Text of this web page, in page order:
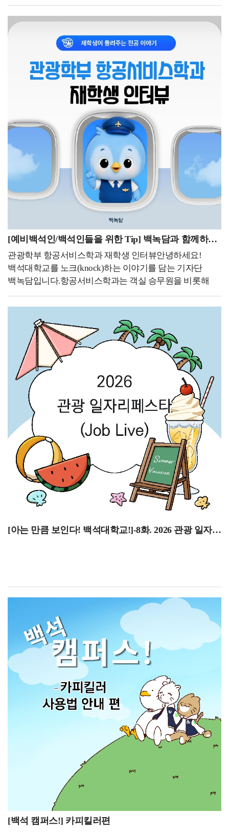
수강 신청과 등록 등 새 학기를 위한 준비도 함께
필요한데요. 8월에는 어떤 학사일정이 예정되어 있는지
미리 확인하고 여유 있게 2학기를 준비하기 위해 백녹담이
8월 학사 일정을 정리한 월간 백석 8월호 기사입니다.8월
학사일정8월 10일~8월 14일 2학기 수강 신청 기간
(재학ㆍ복학ㆍ재입학생), 8월 13일 2025학년도 후기
학위수여식, 8월 15일 광복절, 8월 17일 대체 휴일, 8월 24일
~8월 28일 재학생 등록 기간, 8월 24일~8월 28일 조기졸업
신청 기간, 8월 25일~9월 7일 학기 수강 신청 정정 기간
(전체), 8월 25일~9월 7일 졸업 이수학점 확인 기간8월 학사
일정은 2학기 수강 신청 기간(재학ㆍ복학ㆍ재입학생) (8월
10일~8월 14일), 2025학년도 후기 학위수여식(8월 13일),
광복절 (8월 15일), 대체 휴일 (8월 17일), 재학생 등록 기간
(8월 24일~8월 28일), 조기졸업 신청 기간 (8월 24일~8월
28일), 2학기 수강 신청 정정 기간 (전체) (8월 25일~9월
7일), 졸업 이수학점 확인 기간 (8월 25일~9월 7일)입니다.
주요 일정 위주로 소개하겠습니다. 특히 8월은 개강을
앞두고 여러 일정이 이어지는 시기인 만큼, 각 일정을 미리
확인해 차질 없이 준비하는 것이 중요합니다.8월 10일~8월
14일 2학기 수강 신청 기간첫 번째로 8월 10일부터 8월
14일은 2학기 수강 신청 기간입니다. 8월 10일 월요일 9시
30분부터 24시까지는 1학기~4학기에 해당하는 1~2학년을
대상으로 전공 중 기초, 핵심 교과목과 교양 중 1, 2학년
권장 과목에 대한 수강 신청이 이루어집니다. 8월 11일
화요일 9시 30분부터 24시까지 5학기 이상에 해당하는
3~4학년을 대상으로 전체 교과목과 3~4학년 권장 교양
과목에 대해 수강 신청이 이루어집니다. 남은 기간인 8월
12일 수요일 9시 30분부터 8월 14일 금요일 24시까지는 전
학년을 대상으로 전공, 교양과 교직 전체 과목에 대해 수강
신청이 진행됩니다. 기간을 잘 확인하시어 미리 시간표
계획을 짜두시기 바랍니다.8월 15일 광복절두 번째로 8월
15일은 광복절입니다. 광복절은 우리나라가
일제강점기에서 벗어나 국권을 되찾은 날을 기념하는
날입니다. 수많은 독립운동가와 국민의 희생과 노력으로
이루어진 광복의 의미를 되새기는 날인데요, 이날은
단순한 공휴일이 아닌, 우리가 누리는 자유와 나라의
소중함을 다시 한번 기억하는 뜻깊은 하루가 되길
바랍니다.8월 24일~8월 28일 재학생 등록 기간세 번째로
8월 24일부터 8월 28일은 재학생 등록 기간입니다.
신한은행, 국민은행으로 등록금 납부가 가능하며 2026년
8월 14일 금요일부터 포털 시스템에서 종합정보 중 등록,
가능합니다. 고지서에 명시된 가상계좌는 등록금 수납을
위한 가상계좌로 1회에 한하여 입금이 가능하며 기타
납입금을 함께 납부할 경우, 수업료와 기타 납입금의
합계금액을 가상계좌로 입금 가능합니다. 기간 내에
본인의 등록금을 납부하여 2학기 수업에 차질이 없도록
하길 바랍니다.8월 24일~8월 28일 조기졸업 신청 기간네
번째로 8월 24일부터 8월 28일은 조기졸업 신청
기간입니다. 조기졸업 신청 자격은 6학기 말까지 매 학기
성적 평점 평균이 4.2 이상인 자, 직전 학기에 15학점 이상
수강 신청하고 미취득 과목이 없는 자, TOEIC 750점 이상
(단, 영어학 전공자는 800점 이상)의 점수 취득자, 학칙에
의하여 징계 처분을 받지 아니한 자입니다. 제출 서류는
조기졸업 신청원 1부(붙임서류)담임교수 ․ 주임교수
추천서 1부, TOEIC 750점 이상 성적표 (단, 영어학
전공자는 800점 이상) 1부입니다. 조기졸업을 희망하는
학우는 자격을 꼼꼼히 체크한 후 제출 서류를 갖추어
공지된 방법에 맞추어 조기졸업 신청을 하기 바랍니다. 8월
25일~9월 7일 2학기 수강 신청 정정 기간마지막으로 8월
25일부터 9월 7일은 2학기 수강 신청 정정 기간입니다. 8월
[예비백석인/백석인들을 위한 Tip] 백녹담과 함께하는 항공서비스학과 재학생 인터뷰
관광학부 항공서비스학과 재학생 인터뷰안녕하세요!
백석대학교를 노크(knock)하는 이야기를 담는 기자단
백녹담입니다.항공서비스학과는 객실 승무원을 비롯해
서비스 역량은 물론 외국어 능력과 안전 의식, 국제적인
감각까지 함께 갖출 수 있어 많은 수험생들의 관심을 받고
있는데요.이번 기사에서는 백석대학교 관광학부
항공서비스학과 재학생 인터뷰를 통해 전공을 선택하게 된
계기부터 전공 수업, 진로 준비 과정, 대학생활의 팁까지
생생한 이야기를 들어보았습니다. 항공서비스학과를
꿈꾸거나 관심 있는 분들에게 도움이 되는 시간이 되길
바랍니다!현재 전공에 대해 소개해 주시고, 관련 진로에는
어떤 것들이 있는지 말씀해 주세요.백녹담: 현재 전공에
대해 소개해 주시고, 관련 진로에는 어떤 것들이 있는지
말씀해 주세요.재학생: 항공서비스전공은 객실 승무원을
주로 목표로 하는 전공입니다. 졸업 후에는 대한항공,
티웨이항공 같은 국내 항공사뿐만 아니라 카타르항공,
싱가포르항공 등 외항사에도 취업할 수 있습니다.서비스
직무인 만큼 서비스 마인드가 중요하고, 외국어 능력도
필수인데 그중에서도 영어가 가장 중요합니다. 또한
기내에서 위급상황이 발생했을 때 대처할 수 있도록 안전
교육을 받고, 기내 식음료 서비스와 같은 실무 교육도 함께
배우고 있습니다.앞으로의 진로 계획은 어떻게 되시나요?
대한항공이나 아시아나항공 같은 대형 항공사 또는
티웨이항공처럼 노선이 다양하고 복지가 좋은 항공사에
관심이 있습니다.이를 위해 이번 방학에는 토익 공부를
집중적으로 할 계획입니다. 또한 4학년 때 운영되는 글로벌
호스피탈리티 프로그램에도 참여하고 싶습니다. 이
프로그램을 이수하면 방학 동안 필리핀에서 어학연수를 할
수 있고, 해외 취업과도 연계될 수 있어 진로 준비에 큰
도움이 될 것이라고 생각합니다.항공서비스전공을
추천하신다면, 그 이유는 무엇인가요?백녹담:
항공서비스전공을 추천하신다면, 그 이유는 무엇인가요?
재학생: 저는 항공서비스전공을 추천하는 편입니다. 물론
승객의 안전을 책임져야 하는 만큼 책임감이 필요하고,
서비스직이다 보니 체력적 정신적으로 힘든 부분도
있습니다.하지만 서비스 역량뿐만 아니라 외국어 능력,
의사소통 능력, 상황 대처 능력 등 다양한 실무 역량을 함께
키울 수 있다는 점이 큰 장점이라고 생각합니다. 또한 여러
나라를 방문하며 다양한 문화와 언어를 직접 경험할 수
있다는 점도 매우 매력적입니다. 힘든 만큼 얻을 수 있는
경험과 성장도 크기 때문에, 새로운 도전을 좋아하는
[아는 만큼 보인다! 백석대학교!]-8화. 2026 관광 일자리페스타(JOD LIVE)
[백석 캠퍼스!] 카피킬러편